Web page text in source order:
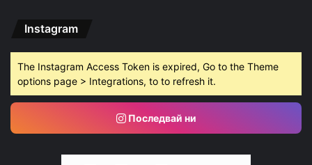
Instagram
The Instagram Access Token is expired, Go to the Theme
options page > Integrations, to to refresh it.
Последвай ни